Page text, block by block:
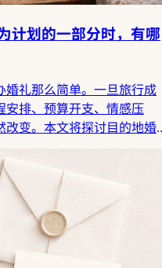
计划的一部分时，有哪
婚礼那么简单。一旦旅行成
安排、预算开支、情感压
改变。本文将探讨目的地婚
生叙事。